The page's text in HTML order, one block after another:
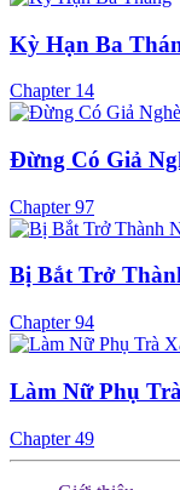
Kỳ Hạn Ba
Chapter 14
Đừng Có Giả
Chapter 97
Bị Bắt Trở
Chapter 94
Làm Nữ Phụ
Chapter 49